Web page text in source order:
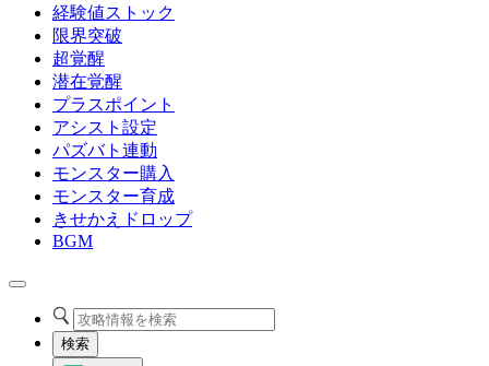
経験値ストック
限界突破
超覚醒
潜在覚醒
プラスポイント
アシスト設定
パズバト連動
モンスター購入
モンスター育成
きせかえドロップ
BGM
検索